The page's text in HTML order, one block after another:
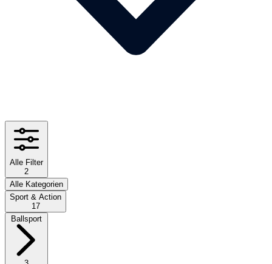
Alle Filter
2
Alle Kategorien
Sport & Action
17